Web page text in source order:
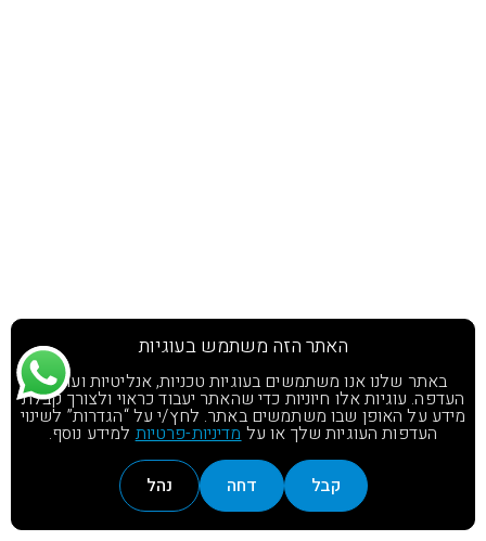
האתר הזה משתמש בעוגיות
באתר שלנו אנו משתמשים בעוגיות טכניות, אנליטיות ועוגיות
העדפה. עוגיות אלו חיוניות כדי שהאתר יעבוד כראוי ולצורך קבלת
מידע על האופן שבו משתמשים באתר. לחץ/י על “הגדרות” לשינוי
העדפות העוגיות שלך או עלמדיניות-פרטיותלמידע נוסף.
קבל
דחה נהל